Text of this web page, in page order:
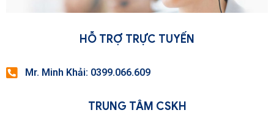
HỖ TRỢ TRỰC TUYẾN
Mr. Minh Khải: 0399.066.609
TRUNG TÂM CSKH